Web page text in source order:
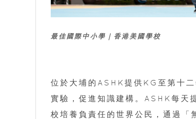
最佳國際中小學｜香港美國學校
位於大埔的ASHK提供KG至第十
實驗，促進知識建構。ASHK每天
校培養負責任的世界公民，通過「